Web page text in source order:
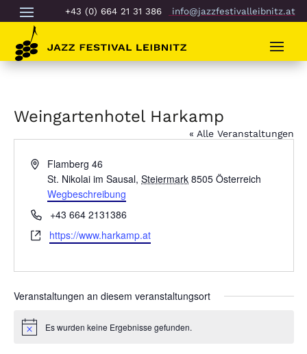
+43 (0) 664 21 31 386 info@jazzfestivalleibnitz.at
Weingartenhotel Harkamp
« Alle Veranstaltungen
AdresseFlamberg 46
St. Nikolai im Sausal, Steiermark 8505 Österreich
Wegbeschreibung
Telefon‭+43 664 2131386‬
Webseitehttps://www.harkamp.at
Veranstaltungen an diesem veranstaltungsort
HinweisEs wurden keine Ergebnisse gefunden.